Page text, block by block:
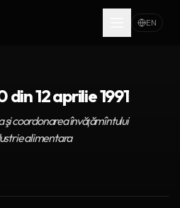
EN
din 12 aprilie 1991
coordonarea învăţămîntului
alimentara